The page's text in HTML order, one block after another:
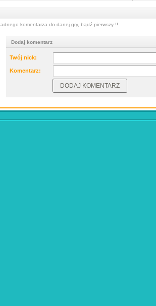
komentarza do danej gry, bądź pierwszy !!
Dodaj komentarz
Twój nick:
Komentarz: